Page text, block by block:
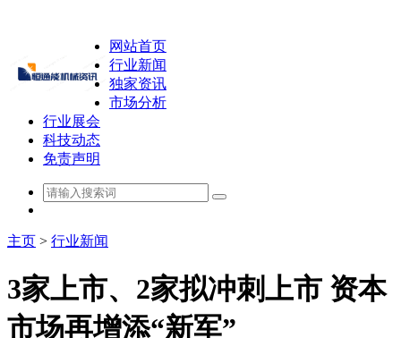
网站首页
行业新闻
独家资讯
市场分析
行业展会
科技动态
免责声明
主页 > 行业新闻
3家上市、2家拟冲刺上市 资本
市场再增添“新军”